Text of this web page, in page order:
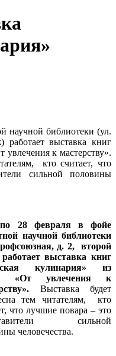
научной библиотеки (ул.
выставка книг
к мастерству».
кто считает, что
сильной половины
28 февраля в фойе
научной библиотеки
д. 2, второй
выставка книг
кулинария» из
«От увлечения к
Выставка будет
тем читателям, кто
что лучшие повара – это
сильной
человечества.